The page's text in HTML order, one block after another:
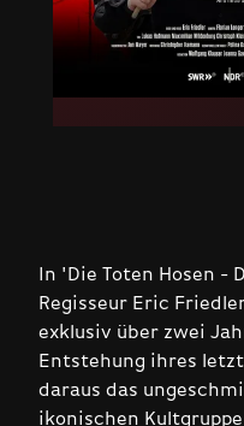
In 'Die Toten Hosen -
Regisseur Eric
exklusiv über zwei
Entstehung ihres
daraus das
ikonischen